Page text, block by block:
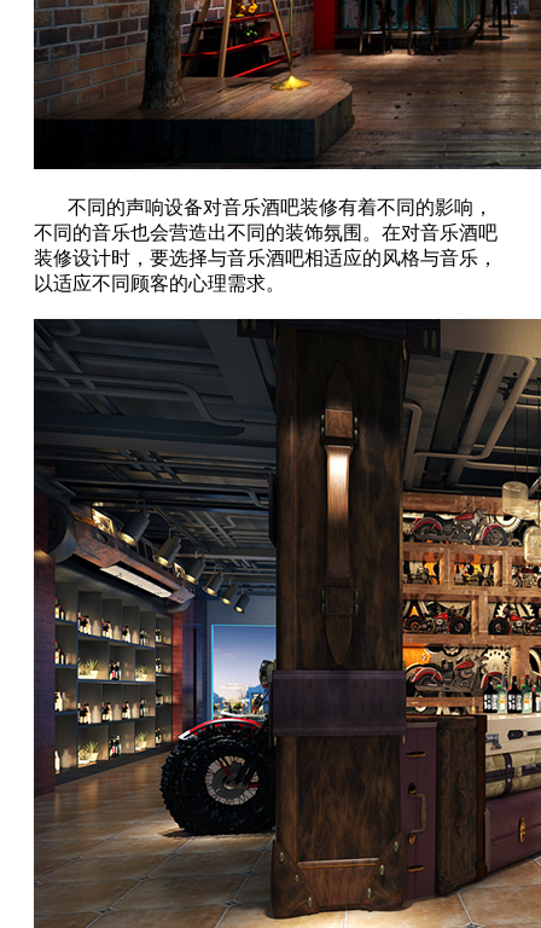
不同的声响设备对音乐酒吧装修有着不同的影响，
不同的音乐也会营造出不同的装饰氛围。在对音乐酒吧
装修设计时，要选择与音乐酒吧相适应的风格与音乐，
以适应不同顾客的心理需求。